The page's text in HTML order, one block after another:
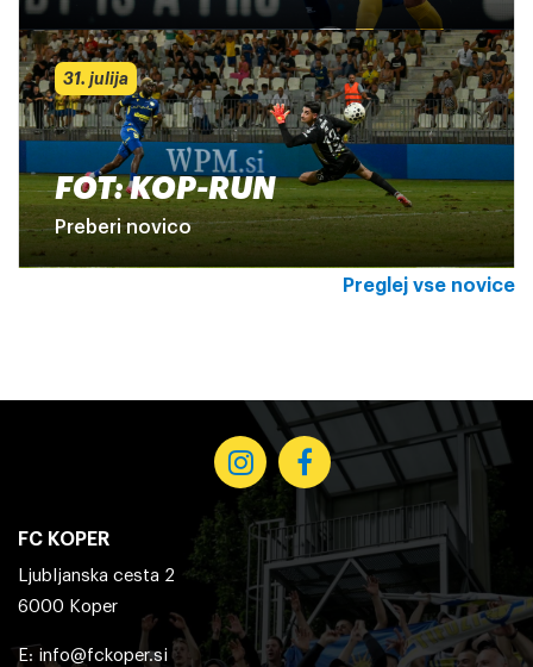
31. julija
FOT: KOP-RUN
Preberi novico
Preglej vse novice
FC KOPER
Ljubljanska cesta 2
6000 Koper
E: info@fckoper.si